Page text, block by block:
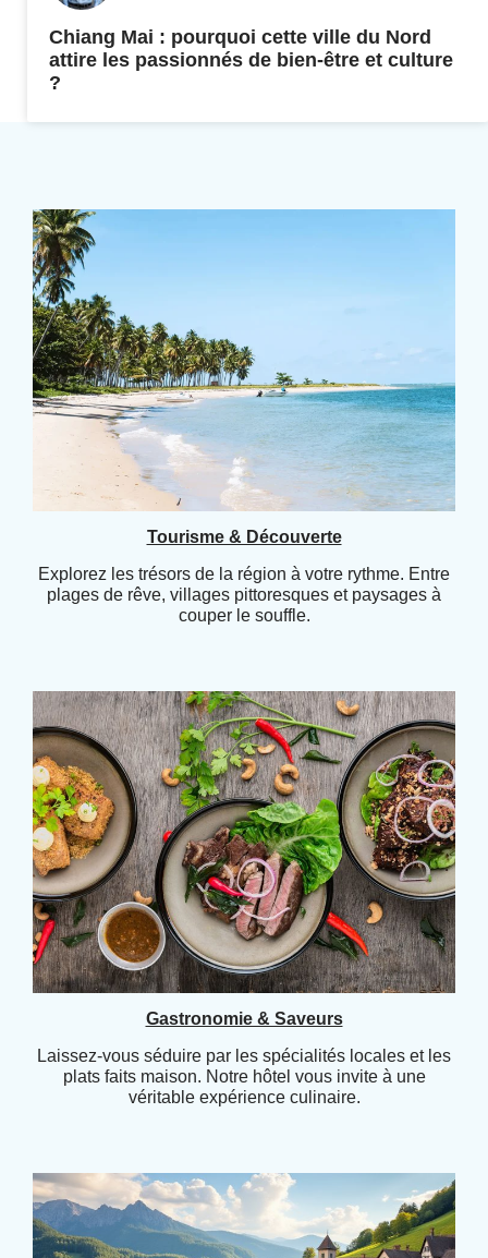
Chiang Mai : pourquoi cette ville du Nord
attire les passionnés de bien-être et culture
?
Tourisme & Découverte
Explorez les trésors de la région à votre rythme. Entre
plages de rêve, villages pittoresques et paysages à
couper le souffle.
Gastronomie & Saveurs
Laissez-vous séduire par les spécialités locales et les
plats faits maison. Notre hôtel vous invite à une
véritable expérience culinaire.